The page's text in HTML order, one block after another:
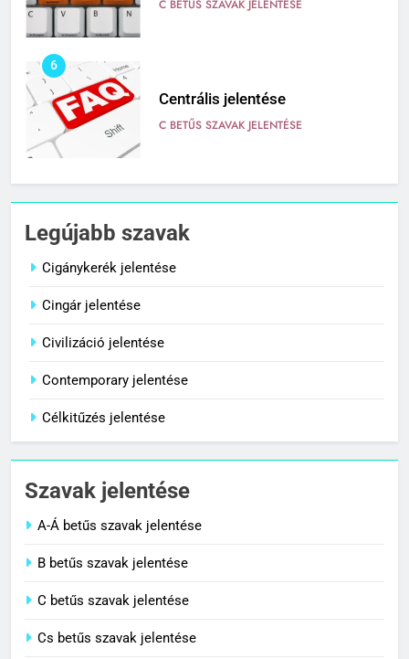
C BETŰS SZAVAK JELENTÉSE
6
Centrális jelentése
C BETŰS SZAVAK JELENTÉSE
7
Céltudatos jelentése
C BETŰS SZAVAK JELENTÉSE
8
Centenárium jelentése
1
Cigánykerék jelentése
C BETŰS SZAVAK JELENTÉSE
C BETŰS SZAVAK JELENTÉSE
Legújabb szavak
Cigánykerék jelentése
Cingár jelentése
Civilizáció jelentése
Contemporary jelentése
Célkitűzés jelentése
Szavak jelentése
A-Á betűs szavak jelentése
B betűs szavak jelentése
C betűs szavak jelentése
Cs betűs szavak jelentése